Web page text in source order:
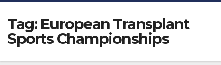
Tag: European Transplant
Sports Championships